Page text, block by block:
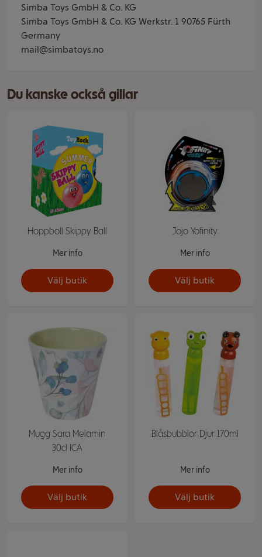
Simba Toys GmbH & Co. KG
Simba Toys GmbH & Co. KG Werkstr. 1 90765 Fürth
Germany
mail@simbatoys.no
Du kanske också gillar
Hoppboll Skippy Ball
Mer info
Välj butik
Jojo Yofinity
Mer info
Välj butik
Mugg Sara Melamin
30cl ICA
Mer info
Välj butik
Blåsbubblor Djur 170ml
Mer info
Välj butik